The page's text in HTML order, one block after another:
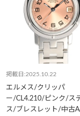
掲載日:2025.10.22
エルメス/クリッパ
ー/CL4.210/ピンク/ス
ス/ブレスレット/中古